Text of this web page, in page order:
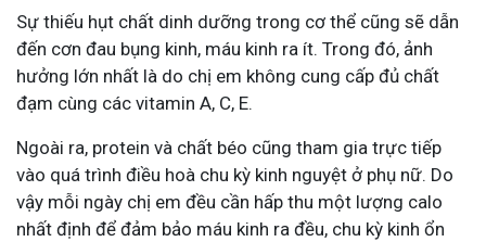
Sự thiếu hụt chất dinh dưỡng trong cơ thể cũng sẽ dẫn
đến cơn đau bụng kinh, máu kinh ra ít. Trong đó, ảnh
hưởng lớn nhất là do chị em không cung cấp đủ chất
đạm cùng các vitamin A, C, E.
Ngoài ra, protein và chất béo cũng tham gia trực tiếp
vào quá trình điều hoà chu kỳ kinh nguyệt ở phụ nữ. Do
vậy mỗi ngày chị em đều cần hấp thu một lượng calo
nhất định để đảm bảo máu kinh ra đều, chu kỳ kinh ổn